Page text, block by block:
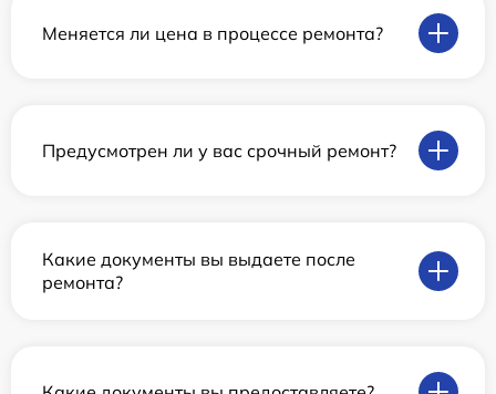
Меняется ли цена в процессе ремонта?
Предусмотрен ли у вас срочный ремонт?
Какие документы вы выдаете после
ремонта?